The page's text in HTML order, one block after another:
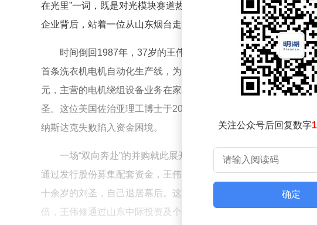
在光里”一词，既是对光模块赛道热度的调侃，也暗含对行业剧烈
企业背后，站着一位从山东烟台走出的传奇人物。
时间倒回1987年，37岁的王伟修在烟台龙口创立了一家电工
首条洗衣机电机自动化生产线，为家电行业提供关键设备。2012
元，主营的电机绕组设备业务在家电红利消退后面临增长困境。
圣。这位美国佐治亚理工博士于2008年创立的旭创科技，专攻高
纳斯达克失败陷入资金困境。
一场“双向奔赴”的并购就此展开：中际装备以28亿元收购苏
通过发行股份募集配套资金，王伟修个人更掏出2.84亿元认购股
十余岁的刘圣，自己退居幕后。这一当时被质疑为“疯狂赌局”的
倍，王伟修通过山东中际投资及个人持股控制约17%股份，以
关注公众号后回复数字1
确定